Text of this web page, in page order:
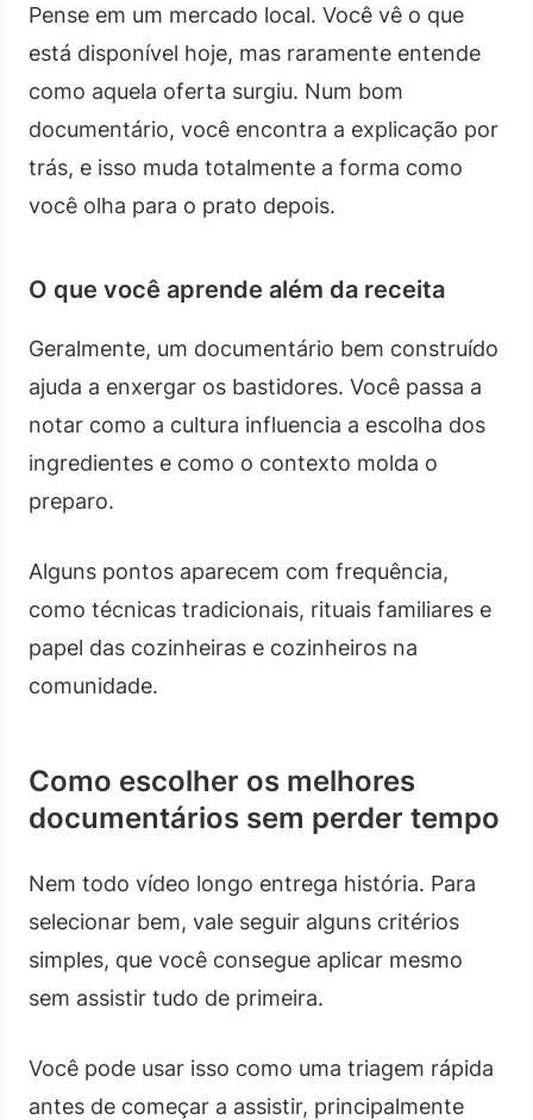
Pense em um mercado local. Você vê o que
está disponível hoje, mas raramente entende
como aquela oferta surgiu. Num bom
documentário, você encontra a explicação por
trás, e isso muda totalmente a forma como
você olha para o prato depois.
O que você aprende além da receita
Geralmente, um documentário bem construído
ajuda a enxergar os bastidores. Você passa a
notar como a cultura influencia a escolha dos
ingredientes e como o contexto molda o
preparo.
Alguns pontos aparecem com frequência,
como técnicas tradicionais, rituais familiares e
papel das cozinheiras e cozinheiros na
comunidade.
Como escolher os melhores
documentários sem perder tempo
Nem todo vídeo longo entrega história. Para
selecionar bem, vale seguir alguns critérios
simples, que você consegue aplicar mesmo
sem assistir tudo de primeira.
Você pode usar isso como uma triagem rápida
antes de começar a assistir, principalmente